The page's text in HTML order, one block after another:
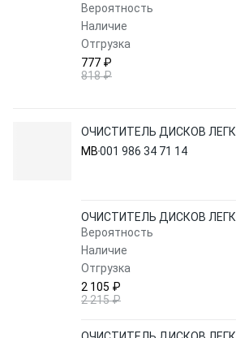
Вероятность
Наличие
Отгрузка
777 ₽
818 ₽
ОЧИСТИТЕЛЬ ДИСКОВ
MB001 986 34 71 14
ОЧИСТИТЕЛЬ ДИСКОВ
Вероятность
Наличие
Отгрузка
2 105 ₽
2 215 ₽